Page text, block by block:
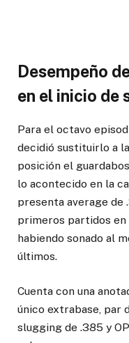
Desempeño
en el inicio de
Para el octavo
decidió sustituirlo a
posición el
lo acontecido en la
presenta average de
primeros partidos en
habiendo sonado al
últimos.
Cuenta con una
único extrabase, par
slugging de .385 y